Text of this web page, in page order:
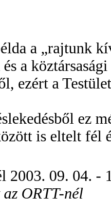
a „rajtunk
a
ezért a
ez
is eltelt fél
2003. 09. 04. -
ORTT-nél